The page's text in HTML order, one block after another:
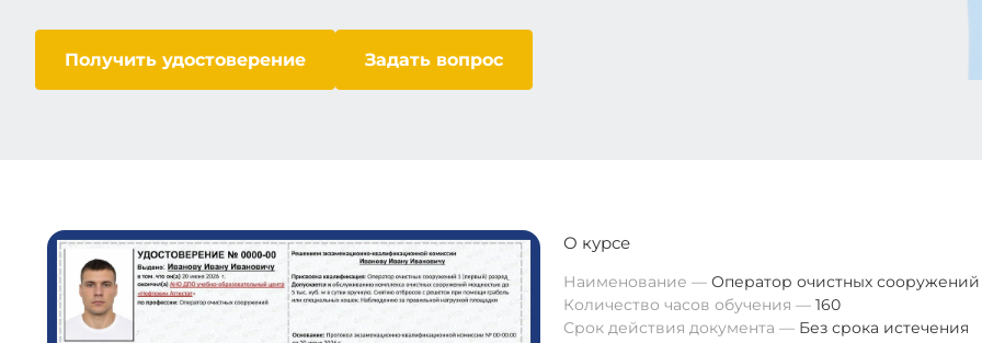
Получить удостоверение Задать вопрос
О курсе
Наименование
Оператор очистных сооружений
Количество часов обучения
160
Срок действия документа
Без срока истечения